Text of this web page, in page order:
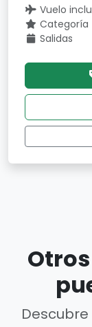
Vuelo
Categoría
Salidas